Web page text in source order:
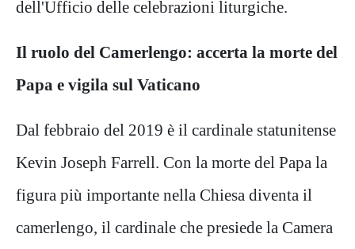
dell'Ufficio delle celebrazioni liturgiche.
Il ruolo del Camerlengo: accerta la morte del
Papa e vigila sul Vaticano
Dal febbraio del 2019 è il cardinale statunitense
Kevin Joseph Farrell. Con la morte del Papa la
figura più importante nella Chiesa diventa il
camerlengo, il cardinale che presiede la Camera